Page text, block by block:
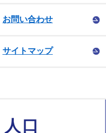
お問い合わせ
サイトマップ